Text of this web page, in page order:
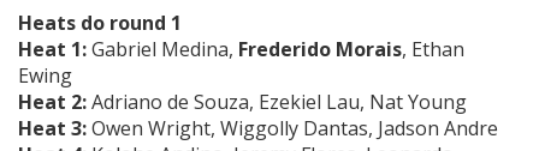
Heats do round 1
Heat 1:Gabriel Medina, Frederido Morais, Ethan
Ewing
Heat 2:Adriano de Souza, Ezekiel Lau, Nat Young
Heat 3:Owen Wright, Wiggolly Dantas, Jadson Andre